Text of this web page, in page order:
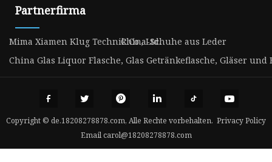
Partnerfirma
Mima Xiamen Klug Technik Co., Ltd.China-Schuhe aus Leder
China Glas Liquor Flasche, Glas Getränkeflasche, Gläser
Copyright © de.18208278878.com, Alle Rechte vorbehalten. Privacy Policy
Emailcarol@18208278878.com